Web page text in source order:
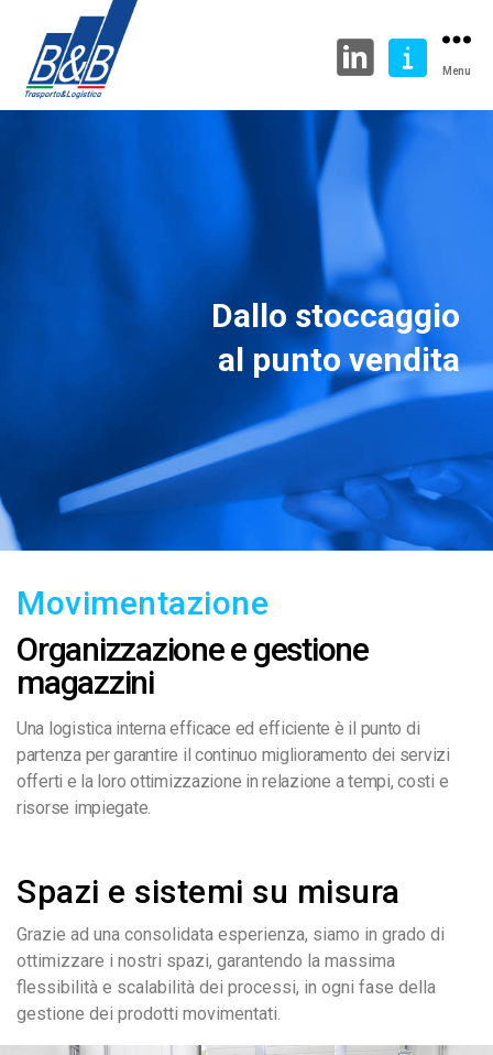
Menu
Dallo stoccaggio
al punto vendita
Movimentazione
Organizzazione e gestione
magazzini
Una logistica interna efficace ed efficiente è il punto di
partenza per garantire il continuo miglioramento dei servizi
offerti e la loro ottimizzazione in relazione a tempi, costi e
risorse impiegate.
Spazi e sistemi su misura
Grazie ad una consolidata esperienza, siamo in grado di
ottimizzare i nostri spazi, garantendo la massima
flessibilità e scalabilità dei processi, in ogni fase della
gestione dei prodotti movimentati.